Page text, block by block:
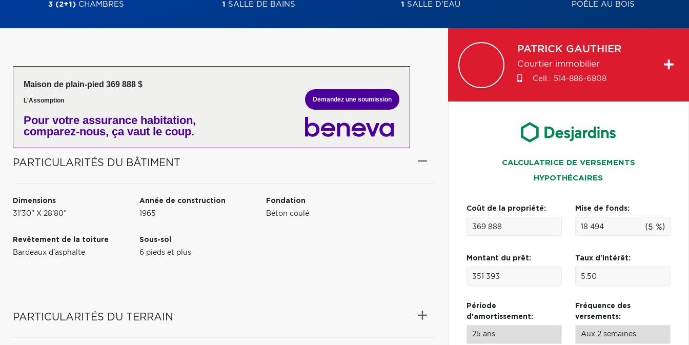
3 (2+1) CHAMBRES 1 SALLE DE BAINS 1 SALLE D'EAU POÊLE AU BOIS
Maison de plain-pied 369 888 $
L'Assomption
Pour votre assurance habitation,
comparez-nous, ça vaut le coup.
Demandez une soumission
PARTICULARITÉS DU BÂTIMENT
Dimensions
31'30" X 28'80"
Année de construction
1965
Fondation
Béton coulé
Revêtement de la toiture
Bardeaux d'asphalte
Sous-sol
6 pieds et plus
PARTICULARITÉS DU TERRAIN
PATRICK GAUTHIER
Courtier immobilier
Cell.: 514-886-6808
CALCULATRICE DE VERSEMENTS
HYPOTHÉCAIRES
Coût de la propriété: Mise de fonds:
(5 %)
Montant du prêt: Taux d'intérêt:
Période
d'amortissement:
Fréquence des
versements: